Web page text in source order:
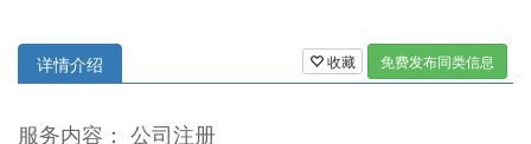
收藏 免费发布同类信息
详情介绍
服务内容： 公司注册